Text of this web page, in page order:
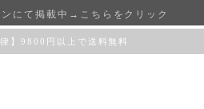
ンにて掲載中→こちらをクリック
律】9800円以上で送料無料